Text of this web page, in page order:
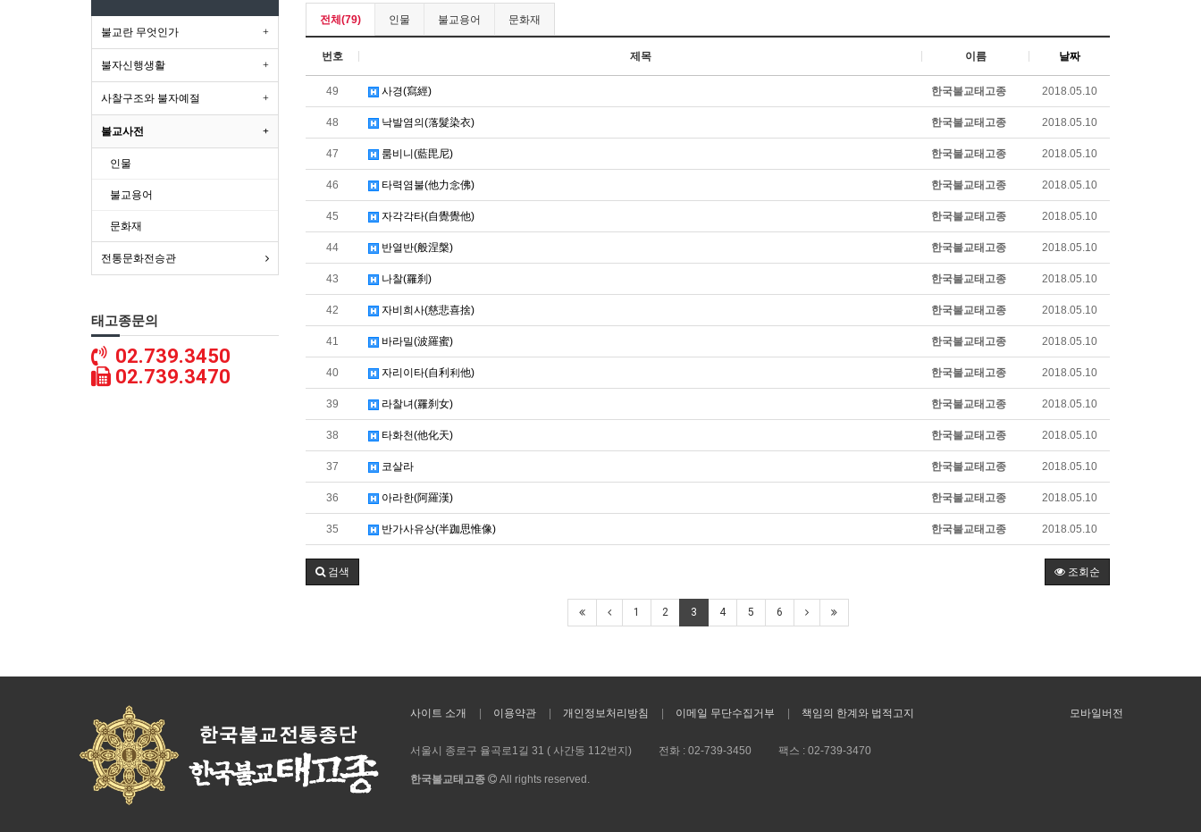
전체(79) 인물 불교용어 문화재
번호 제목 이름 날짜
49 사경(寫經) 한국불교태고종 2018.05.10
48 낙발염의(落髮染衣) 한국불교태고종 2018.05.10
47 룸비니(藍毘尼) 한국불교태고종 2018.05.10
46 타력염불(他力念佛) 한국불교태고종 2018.05.10
45 자각각타(自覺覺他) 한국불교태고종 2018.05.10
44 반열반(般涅槃) 한국불교태고종 2018.05.10
43 나찰(羅刹) 한국불교태고종 2018.05.10
42 자비희사(慈悲喜捨) 한국불교태고종 2018.05.10
41 바라밀(波羅蜜) 한국불교태고종 2018.05.10
40 자리이타(自利利他) 한국불교태고종 2018.05.10
39 라찰녀(羅刹女) 한국불교태고종 2018.05.10
38 타화천(他化天) 한국불교태고종 2018.05.10
37 코살라 한국불교태고종 2018.05.10
36 아라한(阿羅漢) 한국불교태고종 2018.05.10
35 반가사유상(半跏思惟像) 한국불교태고종 2018.05.10
조회순
검색
1 2 3 4 5 6
불교란 무엇인가
불자신행생활
사찰구조와 불자예절
불교사전
인물
불교용어
문화재
전통문화전승관
태고종문의
02.739.3450
02.739.3470
사이트 소개 이용약관 개인정보처리방침 이메일 무단수집거부 책임의 한계와 법적고지 모바일버전
서울시 종로구 율곡로1길 31 ( 사간동 112번지) 전화 :02-739-3450 팩스 :02-739-3470
한국불교태고종 All rights reserved.